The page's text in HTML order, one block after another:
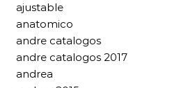
ajustable
anatomico
andre catalogos
andre catalogos 2017
andrea